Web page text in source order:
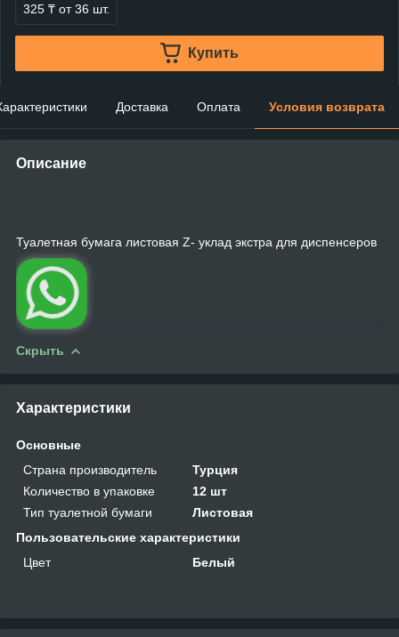
325 ₸ от 36 шт.
Купить
Доставка Оплата Условия возврата
Описание
Туалетная бумага листовая Z- уклад экстра для диспенсеров
Скрыть
Характеристики
Основные
Страна производитель
Турция
Количество в упаковке
12 шт
Тип туалетной бумаги
Листовая
Пользовательские характеристики
Цвет
Белый